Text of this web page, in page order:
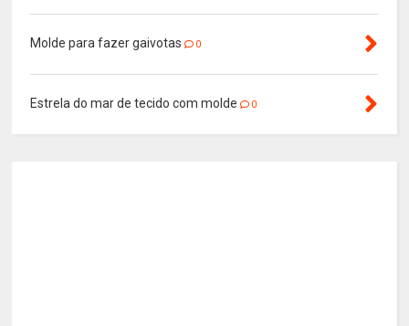
Molde para fazer gaivotas 0
Estrela do mar de tecido com molde 0